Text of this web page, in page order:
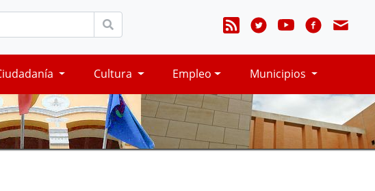
Cultura Empleo Municipios